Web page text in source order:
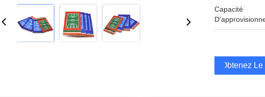
Capacité
Obtenez